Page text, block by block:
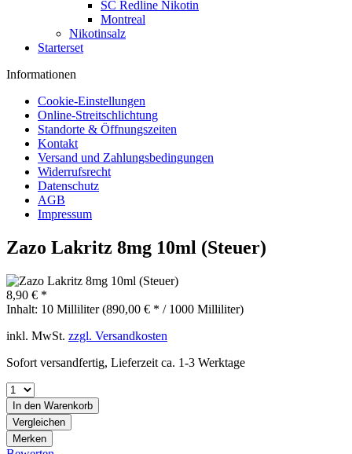
SC Redline Nikotin
Montreal
Nikotinsalz
Starterset
Informationen
Cookie-Einstellungen
Online-Streitschlichtung
Standorte & Öffnungszeiten
Kontakt
Versand und Zahlungsbedingungen
Widerrufsrecht
Datenschutz
AGB
Impressum
Zazo Lakritz 8mg 10ml (Steuer)
8,90 € *
Inhalt: 10 Milliliter (890,00 € * / 1000 Milliliter)
inkl. MwSt. zzgl. Versandkosten
Sofort versandfertig, Lieferzeit ca. 1-3 Werktage
In den Warenkorb
Vergleichen
Merken